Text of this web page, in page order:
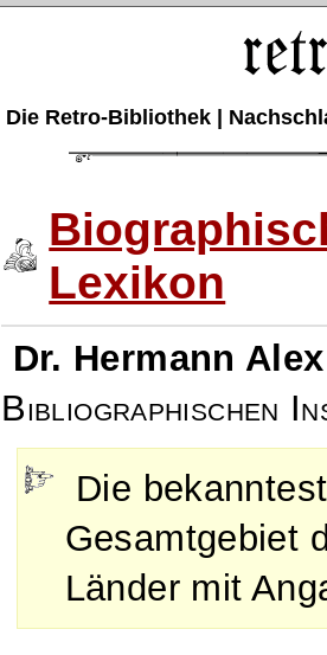
Die Retro-Bibliothek |
Lexikon
Dr. Hermann
Bibliographischen
Die
Gesamtgebiet
Länder mit